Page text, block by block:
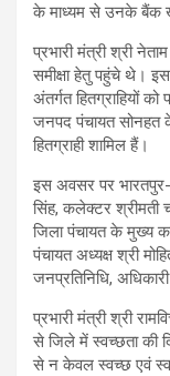
के माध्यम से उनके बैंक
प्रभारी मंत्री श्री
समीक्षा हेतु पहुंचे थे।
अंतर्गत हितग्राहियों को
जनपद पंचायत सोनहत
हितग्राही शामिल हैं।
इस अवसर पर भारतपुर-
सिंह, कलेक्टर श्रीमती
जिला पंचायत के मुख्य
पंचायत अध्यक्ष श्री
जनप्रतिनिधि,
प्रभारी मंत्री श्री
से जिले में स्वच्छता की
से न केवल स्वच्छ एवं